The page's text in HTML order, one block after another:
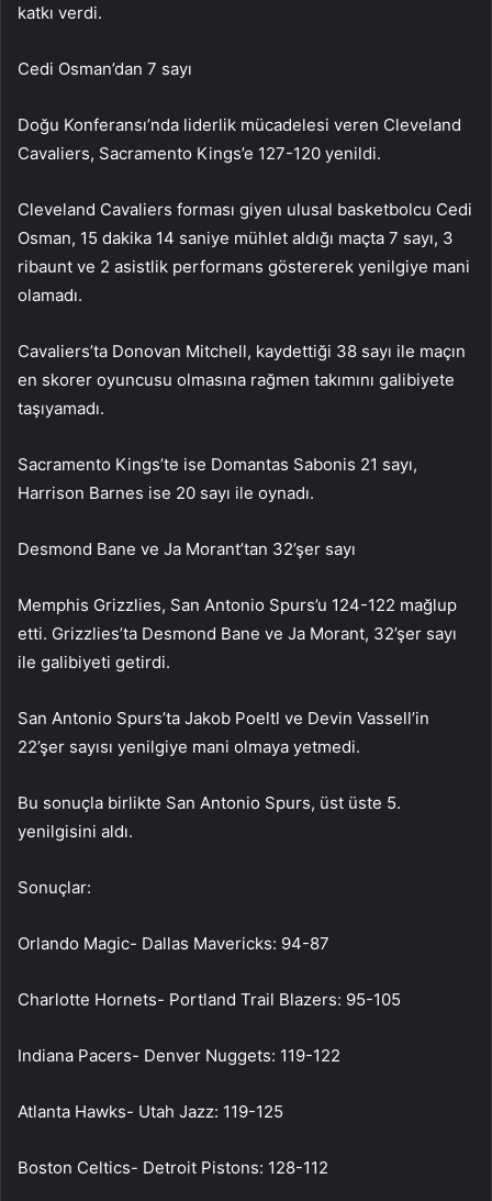
katkı verdi.
Cedi Osman’dan 7 sayı
Doğu Konferansı’nda liderlik mücadelesi veren Cleveland
Cavaliers, Sacramento Kings’e 127-120 yenildi.
Cleveland Cavaliers forması giyen ulusal basketbolcu Cedi
Osman, 15 dakika 14 saniye mühlet aldığı maçta 7 sayı, 3
ribaunt ve 2 asistlik performans göstererek yenilgiye mani
olamadı.
Cavaliers’ta Donovan Mitchell, kaydettiği 38 sayı ile maçın
en skorer oyuncusu olmasına rağmen takımını galibiyete
taşıyamadı.
Sacramento Kings’te ise Domantas Sabonis 21 sayı,
Harrison Barnes ise 20 sayı ile oynadı.
Desmond Bane ve Ja Morant’tan 32’şer sayı
Memphis Grizzlies, San Antonio Spurs’u 124-122 mağlup
etti. Grizzlies’ta Desmond Bane ve Ja Morant, 32’şer sayı
ile galibiyeti getirdi.
San Antonio Spurs’ta Jakob Poeltl ve Devin Vassell’in
22’şer sayısı yenilgiye mani olmaya yetmedi.
Bu sonuçla birlikte San Antonio Spurs, üst üste 5.
yenilgisini aldı.
Sonuçlar:
Orlando Magic- Dallas Mavericks: 94-87
Charlotte Hornets- Portland Trail Blazers: 95-105
Indiana Pacers- Denver Nuggets: 119-122
Atlanta Hawks- Utah Jazz: 119-125
Boston Celtics- Detroit Pistons: 128-112